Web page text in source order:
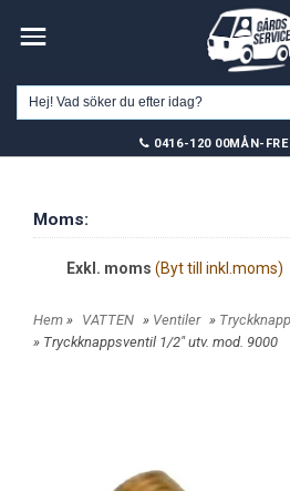
0416-120 00MÅN-
Moms:
Exkl. moms (Byt till inkl.moms)
Hem » VATTEN » Ventiler »
» Tryckknappsventil 1/2" utv. mod. 9000